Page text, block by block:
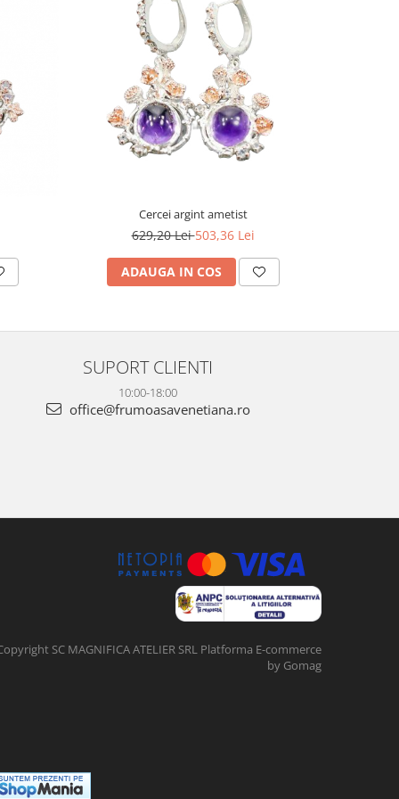
Cercei argint ametist
629,20 Lei503,36 Lei
ADAUGA IN COS
SUPORT CLIENTI
10:00-18:00
office@frumoasavenetiana.ro
SC MAGNIFICA ATELIER SRL Platforma E-commerce
by Gomag